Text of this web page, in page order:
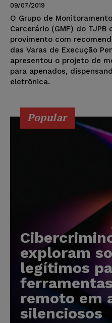
09/07/2019
O Grupo de
Carcerário (GMF) do
provimento com
das Varas de Execução
apresentou o projeto de
para apenados,
eletrônica.
Popular
exploram
legítimos
remoto em
silenciosos